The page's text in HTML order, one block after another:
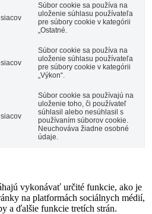
Súbor cookie sa používa na
uloženie súhlasu používateľa
pre súbory cookie v kategórii
„Ostatné.
Súbor cookie sa používa na
uloženie súhlasu používateľa
pre súbory cookie v kategórii
„Výkon“.
Súbor cookie sa používajú na
uloženie toho, či používateľ
súhlasil alebo nesúhlasil s
používaním súborov cookie.
Neuchováva žiadne osobné
údaje.
vykonávať určité funkcie, ako je
na platformách sociálnych médií,
a ďalšie funkcie tretích strán.